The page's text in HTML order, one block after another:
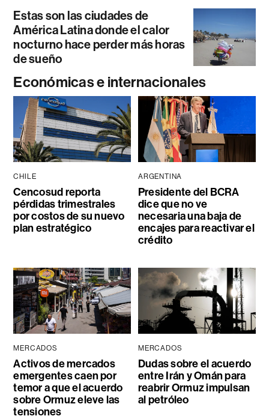
Estas son las ciudades de
América Latina donde el calor
nocturno hace perder más horas
de sueño
Económicas e internacionales
CHILE
Cencosud reporta
pérdidas trimestrales
por costos de su nuevo
plan estratégico
ARGENTINA
Presidente del BCRA
dice que no ve
necesaria una baja de
encajes para reactivar el
crédito
MERCADOS
Activos de mercados
emergentes caen por
temor a que el acuerdo
sobre Ormuz eleve las
tensiones
MERCADOS
Dudas sobre el acuerdo
entre Irán y Omán para
reabrir Ormuz impulsan
al petróleo